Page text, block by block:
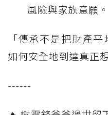
風險與家族意願。
「傳承不是把財產
如何安全地到達真正
------